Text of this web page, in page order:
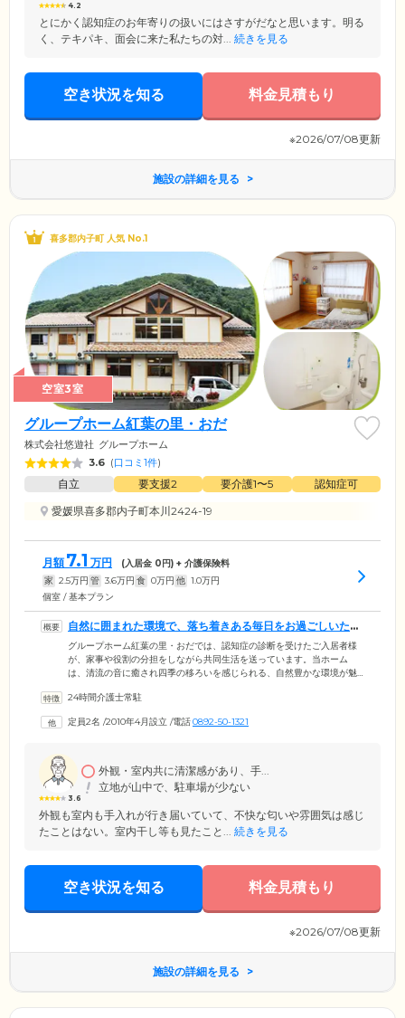
4.2
とにかく認知症のお年寄りの扱いにはさすがだなと思います。明る
く、テキパキ、面会に来た私たちの対... 続きを見る
空き状況を知る 料金見積もり
※2026/07/08更新
施設の詳細を見る
喜多郡内子町 人気 No.1
空室3室
グループホーム紅葉の里・おだ
株式会社悠遊社 グループホーム
3.6 (口コミ1件)
自立 要支援2 要介護1〜5
認知症可
愛媛県喜多郡内子町本川2424-19
月額 7.1 万円 (入居金 0円) + 介護保険料
家 2.5万円 管 3.6万円 食 0万円 他 1.0万円
個室 / 基本プラン
自然に囲まれた環境で、落ち着きある毎日をお過ごしいただ
けます
グループホーム紅葉の里・おだでは、認知症の診断を受けたご入居者様
が、家事や役割の分担をしながら共同生活を送っています。当ホーム
は、清流の音に癒され四季の移ろいを感じられる、自然豊かな環境が魅
ろげる個室をご用意しました。各お部屋には、冷暖房、ベッド、洗面
メニューを、3食ご提供いたします。共用スペースであるリビング兼ダイ
24時間介護士常駐
定員2名 /2010年4月設立 /電話0892-50-1321
3.6
外観・室内共に清潔感があり、手...
立地が山中で、駐車場が少ない
外観も室内も手入れが行き届いていて、不快な匂いや雰囲気は感じ
たことはない。室内干し等も見たこと... 続きを見る
空き状況を知る 料金見積もり
※2026/07/08更新
施設の詳細を見る